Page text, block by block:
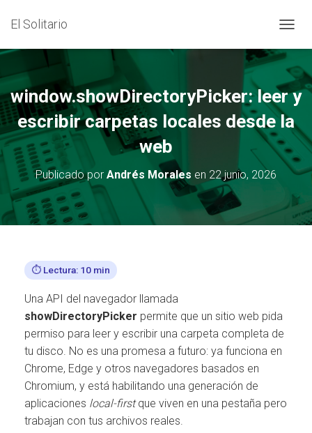
El Solitario
A
B
R
M
D
O
N
window.showDirectoryPicker: leer y
escribir carpetas locales desde la
web
Publicado por Andrés Morales en 22 junio, 2026
⏱️ Lectura: 10 min
Una API del navegador llamada
showDirectoryPicker permite que un sitio web pida
permiso para leer y escribir una carpeta completa de
tu disco. No es una promesa a futuro: ya funciona en
Chrome, Edge y otros navegadores basados en
Chromium, y está habilitando una generación de
aplicaciones local-firstque viven en una pestaña pero
trabajan con tus archivos reales.